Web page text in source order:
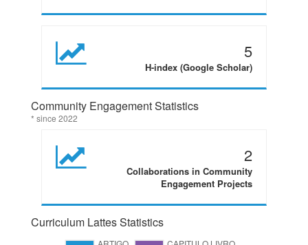
5
H-index (Google Scholar)
Community Engagement Statistics
* since 2022
2
Collaborations in Community
Engagement Projects
Curriculum Lattes Statistics